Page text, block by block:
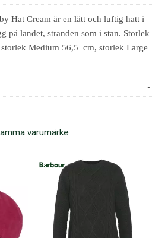
Hat Cream är en lätt och luftig hatt i
på landet, stranden som i stan. Storlek
Medium 56,5 cm, storlek Large
varumärke